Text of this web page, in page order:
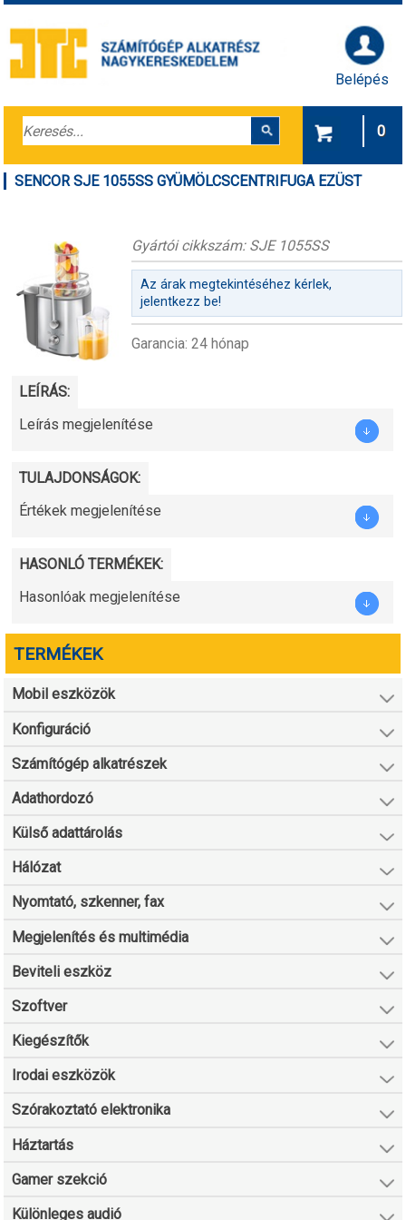
Belépés
0
SENCOR SJE 1055SS GYÜMÖLCSCENTRIFUGA EZÜST
Gyártói cikkszám: SJE 1055SS
Az árak megtekintéséhez kérlek,
jelentkezz be!
Garancia: 24 hónap
LEÍRÁS:
Leírás megjelenítése
TULAJDONSÁGOK:
Értékek megjelenítése
HASONLÓ TERMÉKEK:
Hasonlóak megjelenítése
TERMÉKEK
Mobil eszközök
Konfiguráció
Számítógép alkatrészek
Adathordozó
Külső adattárolás
Hálózat
Nyomtató, szkenner, fax
Megjelenítés és multimédia
Beviteli eszköz
Szoftver
Kiegészítők
Irodai eszközök
Szórakoztató elektronika
Háztartás
Gamer szekció
Különleges audió